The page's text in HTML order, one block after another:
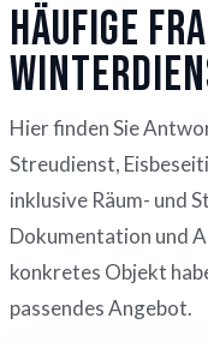
Häufige
Hier finden Sie
Streudienst,
inklusive Räum- und
Dokumentation und
konkretes Objekt
passendes Angebot.